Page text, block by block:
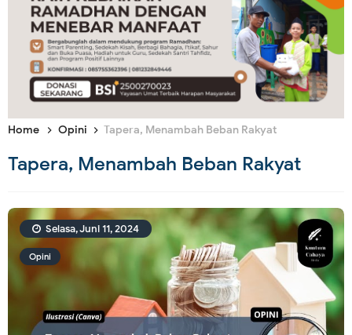
Home Opini Tapera, Menambah Beban Rakyat
Tapera, Menambah Beban Rakyat
Opini
Selasa, Juni 11, 2024